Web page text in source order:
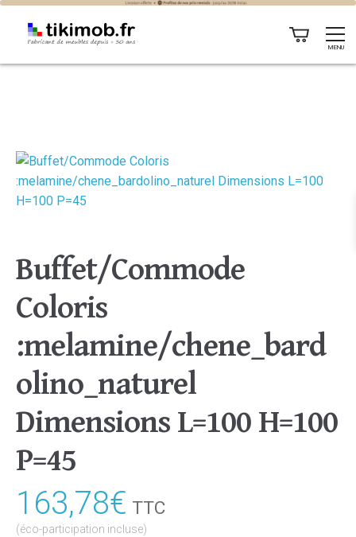
MENU
Buffet/Commode
Coloris
:melamine/chene_bard
olino_naturel
Dimensions L=100 H=100
P=45
163,78€ TTC
(éco-participation incluse)